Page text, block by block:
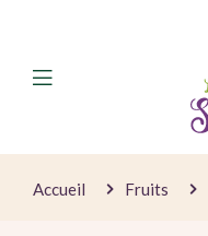
Accueil Fruits